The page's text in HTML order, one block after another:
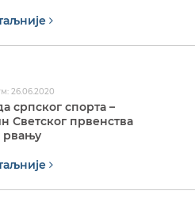
26.06.2020
српског спорта –
Светског првенства
рвању